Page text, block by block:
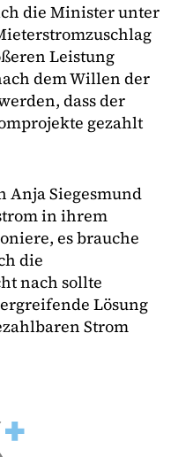
die Minister unter
Leistung
dem Willen der
dass der
gezahlt
Siegesmund
in ihrem
es brauche
die
nach sollte
Lösung
Strom